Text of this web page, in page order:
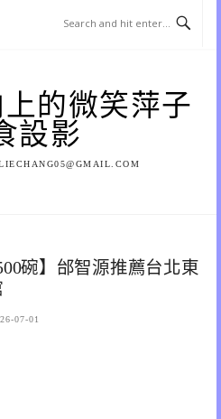
上的微笑萍子
設影
碗】邰智源推薦台北東
07-01